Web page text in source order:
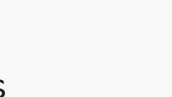
Media Brand Studio